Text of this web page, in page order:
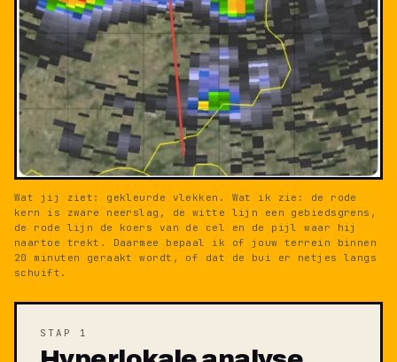
Wat jij ziet: gekleurde vlekken. Wat ik zie: de rode
kern is zware neerslag, de witte lijn een gebiedsgrens,
de rode lijn de koers van de cel en de pijl waar hij
naartoe trekt. Daarmee bepaal ik of jouw terrein binnen
20 minuten geraakt wordt, of dat de bui er netjes langs
schuift.
STAP 1